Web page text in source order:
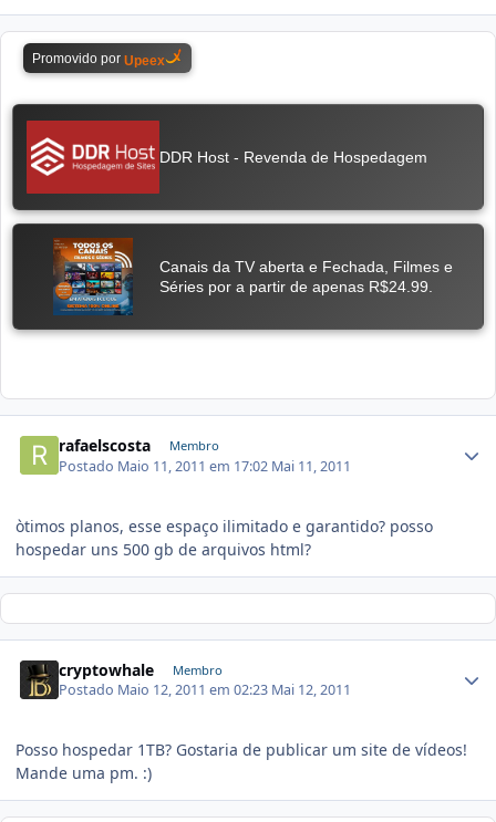
rafaelscosta Membro
Postado Maio 11, 2011 em 17:02 Mai 11, 2011
òtimos planos, esse espaço ilimitado e garantido? posso
hospedar uns 500 gb de arquivos html?
cryptowhale Membro
Postado Maio 12, 2011 em 02:23 Mai 12, 2011
Posso hospedar 1TB? Gostaria de publicar um site de vídeos!
Mande uma pm. :)